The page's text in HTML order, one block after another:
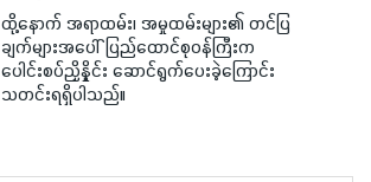
ထို့နောက် အရာထမ်း၊ အမှုထမ်းများ၏ တင်ပြ
ချက်များအပေါ် ပြည်ထောင်စုဝန်ကြီးက
ပေါင်းစပ်ညှိနှိုင်း ဆောင်ရွက်ပေးခဲ့ကြောင်း
သတင်းရရှိပါသည်။